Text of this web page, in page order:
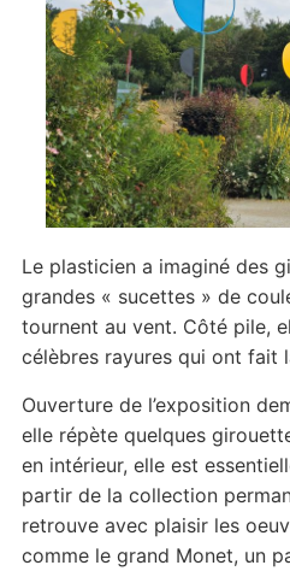
Le plasticien a imaginé des
grandes « sucettes » de
tournent au vent. Côté pile,
célèbres rayures qui ont fait
Ouverture de l’exposition
elle répète quelques
en intérieur, elle est
partir de la collection
retrouve avec plaisir les
comme le grand Monet, un